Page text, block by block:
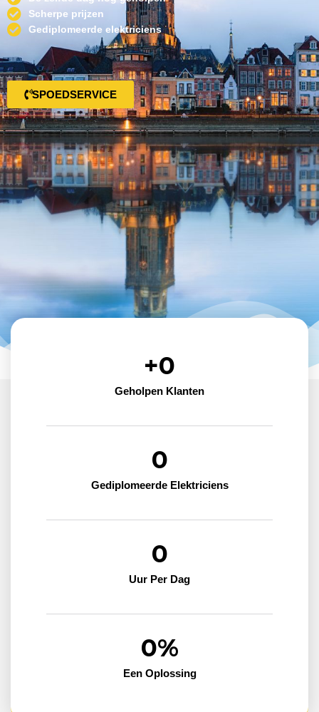
Scherpe prijzen
Gediplomeerde elektriciens
SPOEDSERVICE
Geholpen Klanten
+0
Gediplomeerde Elektriciens
0
Uur Per Dag
0
Een Oplossing
0%